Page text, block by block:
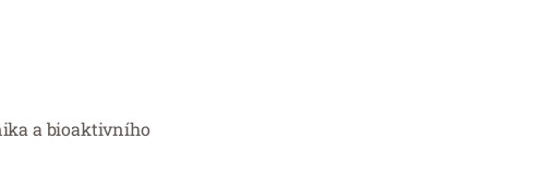
a bioaktivního